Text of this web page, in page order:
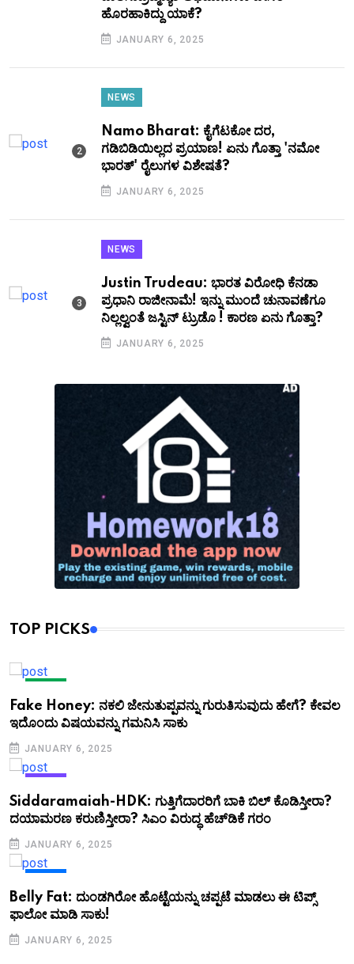
ಹೊರಹಾಕಿದ್ದು ಯಾಕೆ?
JANUARY 6, 2025
NEWS
Namo Bharat: ಕೈಗೆಟಕೋ ದರ,
ಗಡಿಬಿಡಿಯಿಲ್ಲದ ಪ್ರಯಾಣ! ಏನು ಗೊತ್ತಾ 'ನಮೋ
ಭಾರತ್' ರೈಲುಗಳ ವಿಶೇಷತೆ?
JANUARY 6, 2025
NEWS
Justin Trudeau: ಭಾರತ ವಿರೋಧಿ ಕೆನಡಾ
ಪ್ರಧಾನಿ ರಾಜೀನಾಮೆ! ಇನ್ನು ಮುಂದೆ ಚುನಾವಣೆಗೂ
ನಿಲ್ಲಲ್ವಂತೆ ಜಸ್ಟಿನ್ ಟ್ರುಡೊ ! ಕಾರಣ ಏನು ಗೊತ್ತಾ?
JANUARY 6, 2025
TOP PICKS
Fake Honey: ನಕಲಿ ಜೇನುತುಪ್ಪವನ್ನು ಗುರುತಿಸುವುದು ಹೇಗೆ? ಕೇವಲ
ಇದೊಂದು ವಿಷಯವನ್ನು ಗಮನಿಸಿ ಸಾಕು
JANUARY 6, 2025
Siddaramaiah-HDK: ಗುತ್ತಿಗೆದಾರರಿಗೆ ಬಾಕಿ ಬಿಲ್ ಕೊಡಿಸ್ತೀರಾ?
ದಯಾಮರಣ ಕರುಣಿಸ್ತೀರಾ? ಸಿಎಂ ವಿರುದ್ಧ ಹೆಚ್‌ಡಿಕೆ ಗರಂ
JANUARY 6, 2025
Belly Fat: ದುಂಡಗಿರೋ ಹೊಟ್ಟೆಯನ್ನು ಚಪ್ಪಟೆ ಮಾಡಲು ಈ ಟಿಪ್ಸ್
ಫಾಲೋ ಮಾಡಿ ಸಾಕು!
JANUARY 6, 2025